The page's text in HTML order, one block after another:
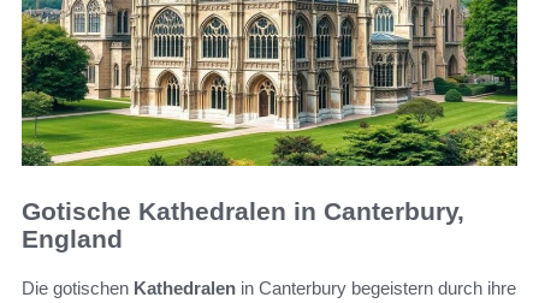
Gotische Kathedralen in Canterbury,
England
Die gotischen Kathedralen in Canterbury begeistern durch ihre